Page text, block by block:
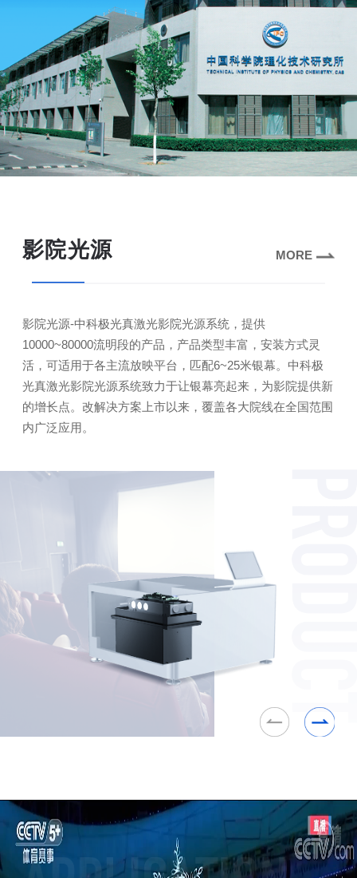
影院光源 MORE
影院光源-中科极光真激光影院光源系统，提供
10000~80000流明段的产品，产品类型丰富，安装方式灵
活，可适用于各主流放映平台，匹配6~25米银幕。中科极
光真激光影院光源系统致力于让银幕亮起来，为影院提供新
的增长点。改解决方案上市以来，覆盖各大院线在全国范围
内广泛应用。